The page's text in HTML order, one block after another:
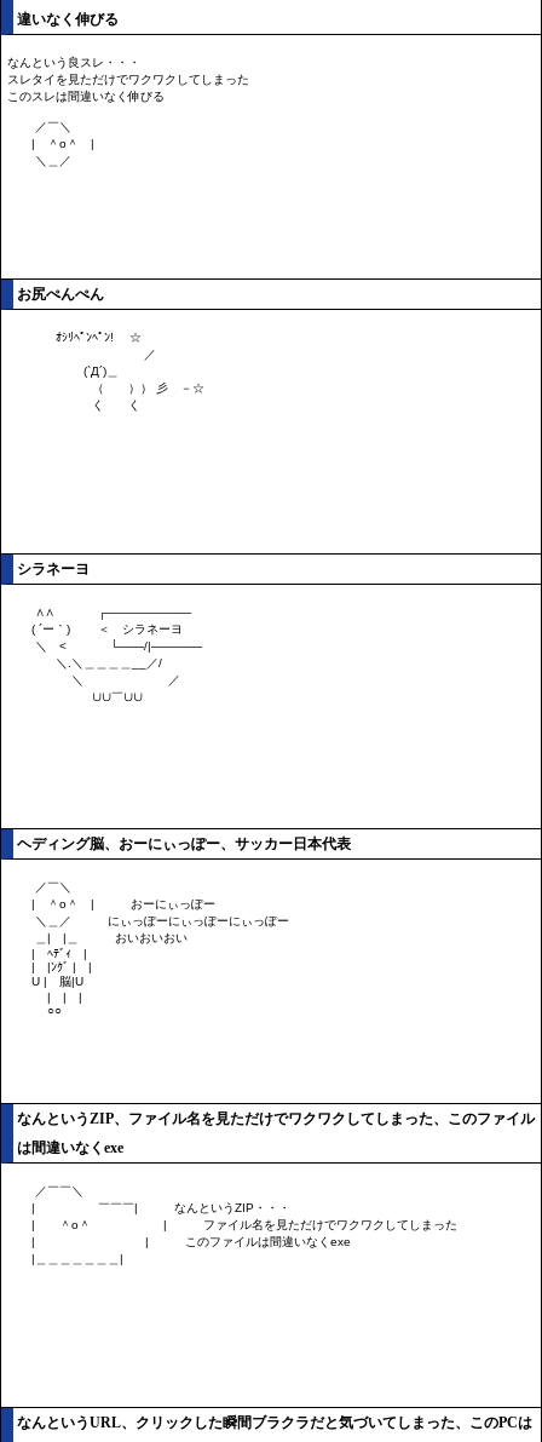
違いなく伸びる
お尻ぺんぺん
シラネーヨ
ヘディング脳、おーにぃっぽー、サッカー日本代表
なんというZIP、ファイル名を見ただけでワクワクしてしまった、このファイル
は間違いなくexe
なんというURL、クリックした瞬間ブラクラだと気づいてしまった、このPCは